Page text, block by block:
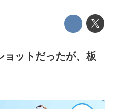
ョットだったが、板